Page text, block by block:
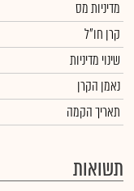
מדיניות מס
קרן חו"ל
שינוי מדיניות
נאמן הקרן
תאריך הקמה
תשואות